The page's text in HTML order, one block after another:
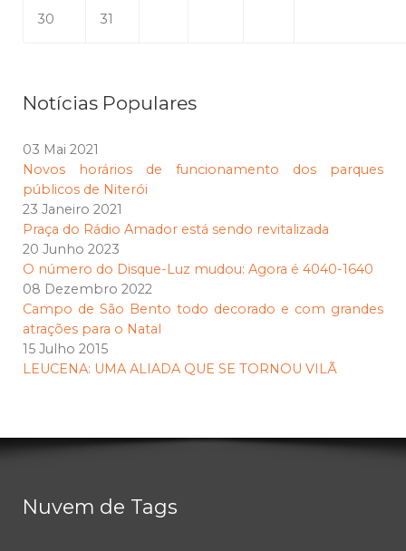
30 31
Notícias Populares
03 Mai 2021
Novos horários de funcionamento dos parques
públicos de Niterói
23 Janeiro 2021
Praça do Rádio Amador está sendo revitalizada
20 Junho 2023
O número do Disque-Luz mudou: Agora é 4040-1640
08 Dezembro 2022
Campo de São Bento todo decorado e com grandes
atrações para o Natal
15 Julho 2015
LEUCENA: UMA ALIADA QUE SE TORNOU VILÃ
Nuvem de Tags